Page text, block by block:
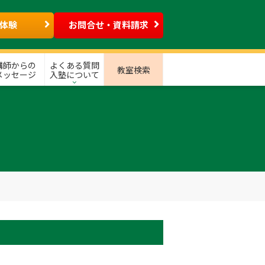
験 お問合せ・資料請求
師からの
ッセージ
よくある質問
入塾について
教室検索